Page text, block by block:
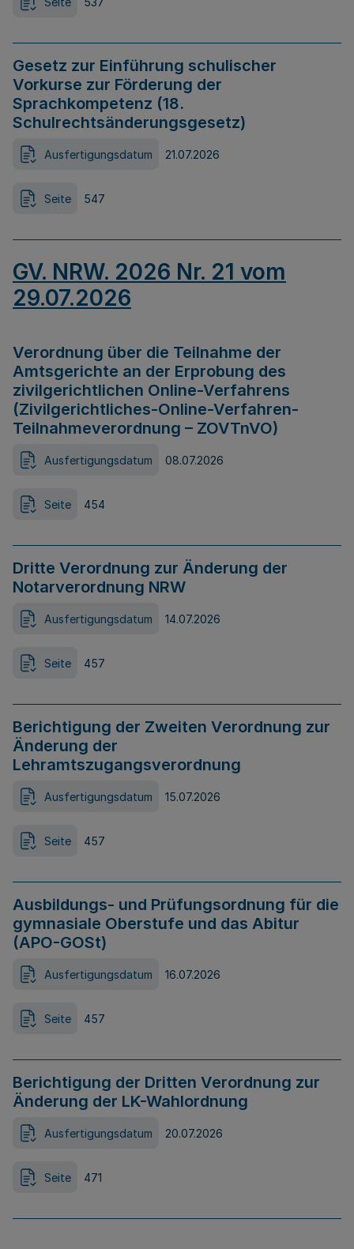
Gesetz zur Einführung schulischer
Vorkurse zur Förderung der
Sprachkompetenz (18.
Schulrechtsänderungsgesetz)
Ausfertigungsdatum 21.07.2026
Seite 547
GV. NRW. 2026 Nr. 21 vom
29.07.2026
Verordnung über die Teilnahme der
Amtsgerichte an der Erprobung des
zivilgerichtlichen Online-Verfahrens
(Zivilgerichtliches-Online-Verfahren-
Teilnahmeverordnung – ZOVTnVO)
Ausfertigungsdatum 08.07.2026
Seite 454
Dritte Verordnung zur Änderung der
Notarverordnung NRW
Ausfertigungsdatum 14.07.2026
Seite 457
Berichtigung der Zweiten Verordnung zur
Änderung der
Lehramtszugangsverordnung
Ausfertigungsdatum 15.07.2026
Seite 457
Ausbildungs- und Prüfungsordnung für die
gymnasiale Oberstufe und das Abitur
(APO-GOSt)
Ausfertigungsdatum 16.07.2026
Seite 457
Berichtigung der Dritten Verordnung zur
Änderung der LK-Wahlordnung
Ausfertigungsdatum 20.07.2026
Seite 471